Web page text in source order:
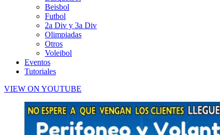
Beisbol
Futbol
2a Div y 3a Div
Olimpiadas
Otros
Voleibol
Eventos
Tutoriales
VIEW ON YOUTUBE